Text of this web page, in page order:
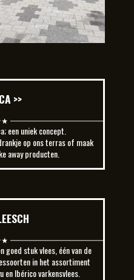
>>
een uniek concept.
op ons terras of maak
away producten.
goed stuk vlees, één van de
in het assortiment
en Ibérico varkensvlees.